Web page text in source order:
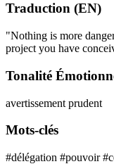
Traduction (EN)
"Nothing is more
project you have
Tonalité
avertissement prudent
Mots-clés
#délégation #pouvoir